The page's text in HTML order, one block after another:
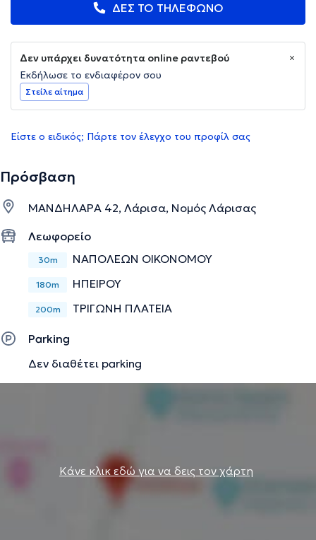
ΔΕΣ ΤΟ ΤΗΛΕΦΩΝΟ
Δεν υπάρχει δυνατότητα online ραντεβού
Εκδήλωσε το ενδιαφέρον σου
Στείλε αίτημα
Είστε ο ειδικός; Πάρτε τον έλεγχο του προφίλ σας
Πρόσβαση
ΜΑΝΔΗΛΑΡΑ 42, Λάρισα, Νομός Λάρισας
Λεωφορείο
30m ΝΑΠΟΛΕΩΝ ΟΙΚΟΝΟΜΟΥ
180m ΗΠΕΙΡΟΥ
200m ΤΡΙΓΩΝΗ ΠΛΑΤΕΙΑ
Parking
Δεν διαθέτει parking
Κάνε κλικ εδώ για να δεις τον χάρτη